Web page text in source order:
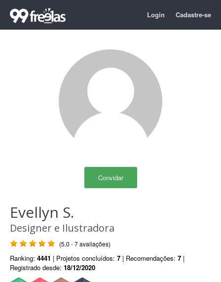
Login Cadastre-se
Convidar
Evellyn S.
Designer e Ilustradora
(5.0 - 7 avaliações)
Ranking: 4441 | Projetos concluídos: 7 | Recomendações: 7 |
Registrado desde: 18/12/2020